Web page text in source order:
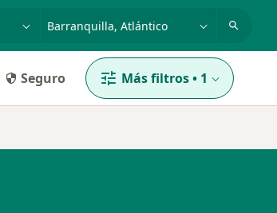
Seguro Más filtros• 1